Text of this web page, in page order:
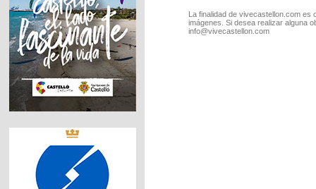
La finalidad de vivecastellon.com
imágenes. Si desea realizar alguna
info@vivecastellon.com